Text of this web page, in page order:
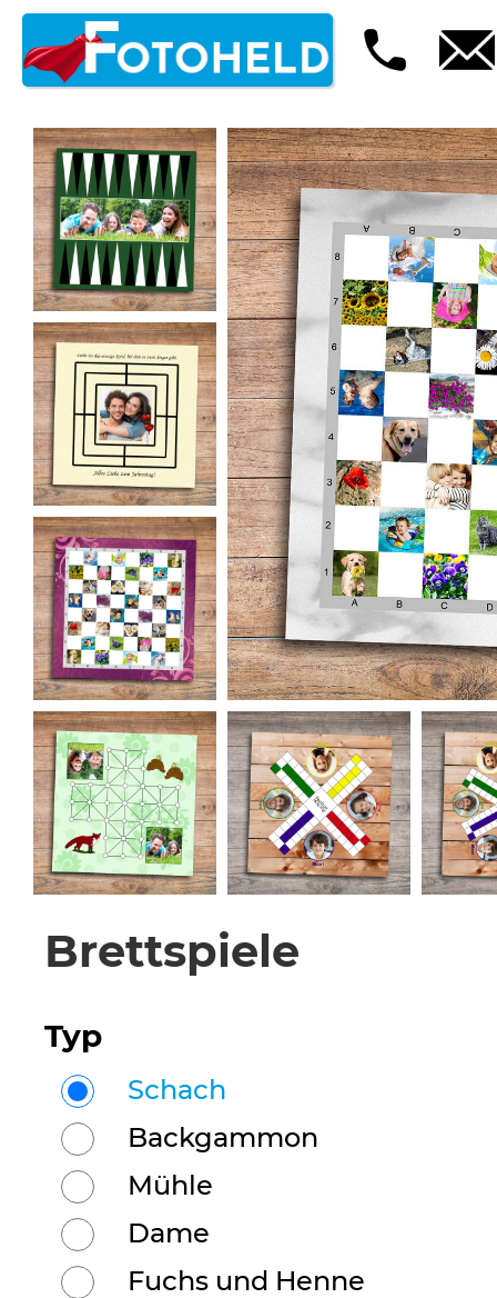
Brettspiele
Typ
Schach
Backgammon
Mühle
Dame
Fuchs und Henne